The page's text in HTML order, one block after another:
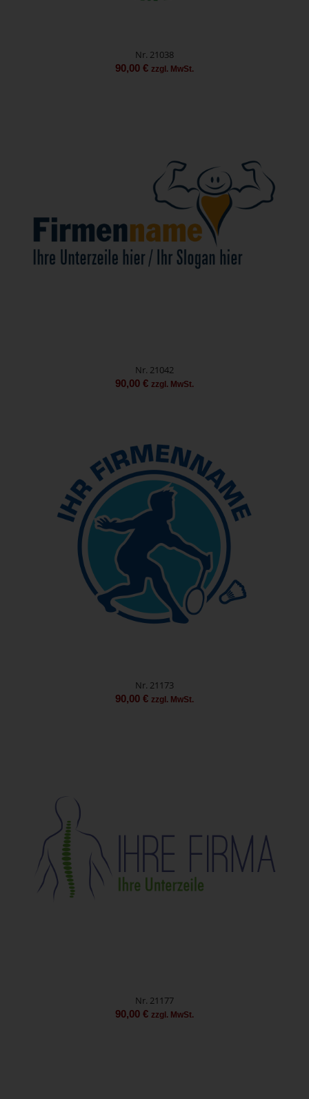
Nr. 21038
90,00 € zzgl. MwSt.
Nr. 21042
90,00 € zzgl. MwSt.
Nr. 21173
90,00 € zzgl. MwSt.
Nr. 21177
90,00 € zzgl. MwSt.